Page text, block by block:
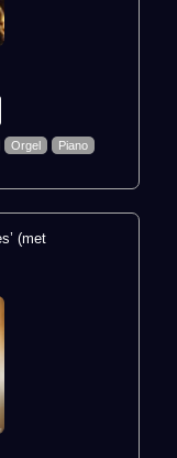
Orgel
Piano
(met